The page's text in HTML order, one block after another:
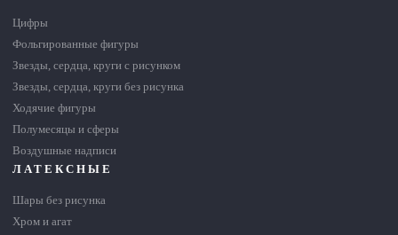
Цифры
Фольгированные фигуры
Звезды, сердца, круги с рисунком
Звезды, сердца, круги без рисунка
Ходячие фигуры
Полумесяцы и сферы
Воздушные надписи
ЛАТЕКСНЫЕ
Шары без рисунка
Хром и агат